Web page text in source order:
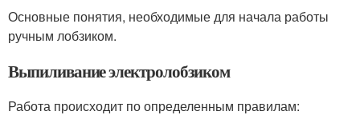
Основные понятия, необходимые для начала работы
ручным лобзиком.
Выпиливание электролобзиком
Работа происходит по определенным правилам: